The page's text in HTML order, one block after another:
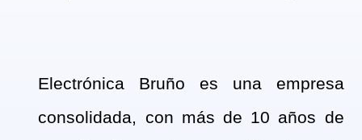
Electrónica Bruño es una empresa
consolidada, con más de 10 años de